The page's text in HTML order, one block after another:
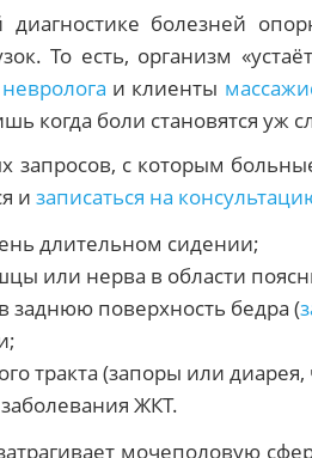
болезней
То есть, организм
невролога и клиенты
когда боли становятся
с которым
и записаться на
длительном сидении;
или нерва в области
заднюю поверхность бедра (
тракта (запоры или
ЖКТ.
мочеполовую